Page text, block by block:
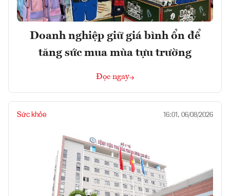
Doanh nghiệp giữ giá bình ổn để
tăng sức mua mùa tựu trường
Đọc ngay
Sức khỏe 16:01, 06/08/2026